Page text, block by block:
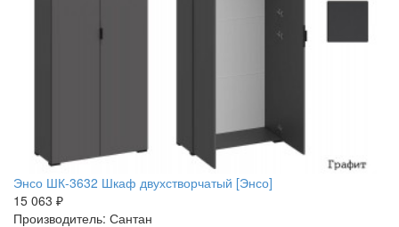
Энсо ШК-3632 Шкаф двухстворчатый [Энсо]
15 063 ₽
Производитель: Сантан